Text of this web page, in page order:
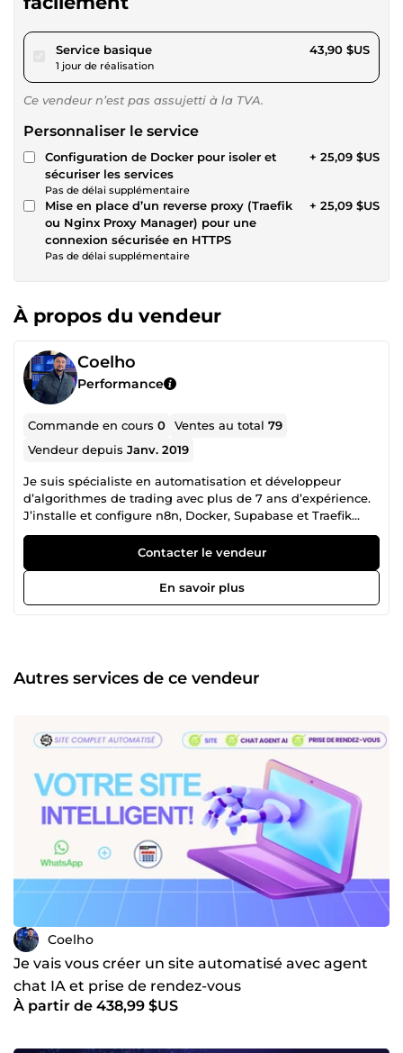
Service basiquepour 40,46 $US
1 jour de réalisation
43,90 $US
Ce vendeur n’est pas assujetti à la TVA.
Personnaliser le service
Configuration de Docker pour isoler et
sécuriser les services
Pas de délai supplémentaire
+ 25,09 $US
Mise en place d’un reverse proxy (Traefik
ou Nginx Proxy Manager) pour une
connexion sécurisée en HTTPS
Pas de délai supplémentaire
+ 25,09 $US
À propos du vendeur
Coelho
Performance
Commande en cours0 Ventes au total79
Vendeur depuisJanv. 2019
Je suis spécialiste en automatisation et développeur
d’algorithmes de trading avec plus de 7 ans d’expérience.
J’installe et configure n8n, Docker, Supabase et Traefik
Proxy Manager pour créer des systèmes d’automatisation
sécurisés et évolutifs. Je développe également des
algorithmes de trading, indicateurs et EAs professionnels
en MQL4/MQL5. Livraison rapide, communication claire et
installations fiables pour entreprises et créateurs.
Contacter le vendeur
En savoir plus
Autres services de ce vendeur
Coelho
Je vais vous créer un site automatisé avec agent
chat IA et prise de rendez-vous
À partir de 438,99 $US